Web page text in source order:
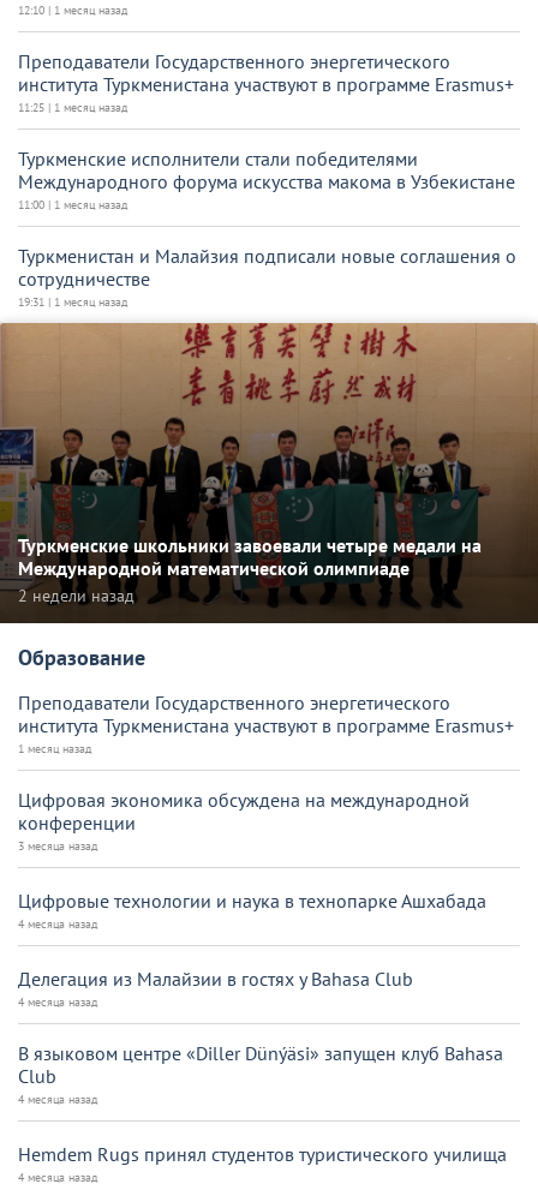
12:10 | 1 месяц назад
Преподаватели Государственного энергетического
института Туркменистана участвуют в программе Erasmus+
11:25 | 1 месяц назад
Туркменские исполнители стали победителями
Международного форума искусства макома в Узбекистане
11:00 | 1 месяц назад
Туркменистан и Малайзия подписали новые соглашения о
сотрудничестве
19:31 | 1 месяц назад
Туркменские школьники завоевали четыре медали на
Международной математической олимпиаде
2 недели назад
Образование
Преподаватели Государственного энергетического
института Туркменистана участвуют в программе Erasmus+
1 месяц назад
Цифровая экономика обсуждена на международной
конференции
3 месяца назад
Цифровые технологии и наука в технопарке Ашхабада
4 месяца назад
Делегация из Малайзии в гостях у Bahasa Club
4 месяца назад
В языковом центре «Diller Dünýäsi» запущен клуб Bahasa
Club
4 месяца назад
Hemdem Rugs принял студентов туристического училища
4 месяца назад